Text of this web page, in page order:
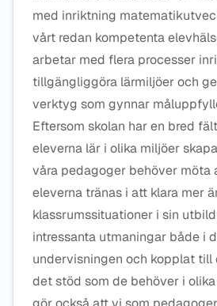
med inriktning
vårt redan kompetenta
arbetar med flera processer
tillgängliggöra lärmiljöer och
verktyg som gynnar
Eftersom skolan har en bred
eleverna lär i olika miljöer
våra pedagoger behöver möta
eleverna tränas i att klara mer
klassrumssituationer i sin
intressanta utmaningar både i
undervisningen och kopplat till
det stöd som de behöver i